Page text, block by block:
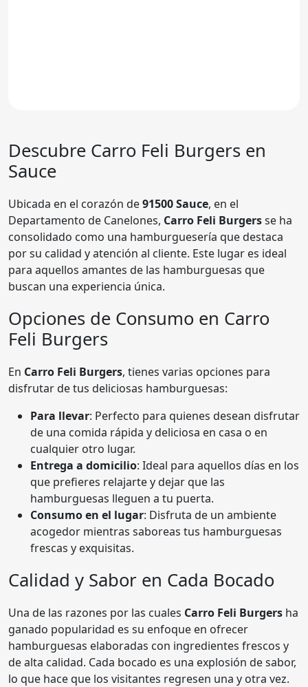
Descubre Carro Feli Burgers en
Sauce
Ubicada en el corazón de91500 Sauce, en el
Departamento de Canelones, Carro Feli Burgersse ha
consolidado como una hamburguesería que destaca
por su calidad y atención al cliente. Este lugar es ideal
para aquellos amantes de las hamburguesas que
buscan una experiencia única.
Opciones de Consumo en Carro
Feli Burgers
En Carro Feli Burgers, tienes varias opciones para
disfrutar de tus deliciosas hamburguesas:
Para llevar: Perfecto para quienes desean disfrutar
de una comida rápida y deliciosa en casa o en
cualquier otro lugar.
Entrega a domicilio: Ideal para aquellos días en los
que prefieres relajarte y dejar que las
hamburguesas lleguen a tu puerta.
Consumo en el lugar: Disfruta de un ambiente
acogedor mientras saboreas tus hamburguesas
frescas y exquisitas.
Calidad y Sabor en Cada Bocado
Una de las razones por las cuales Carro Feli Burgers ha
ganado popularidad es su enfoque en ofrecer
hamburguesas elaboradas con ingredientes frescos y
de alta calidad. Cada bocado es una explosión de sabor,
lo que hace que los visitantes regresen una y otra vez.